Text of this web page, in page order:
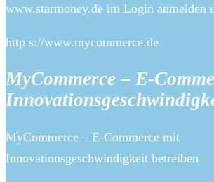
www.starmoney.de im Login
http s://www.mycommerce.de
MyCommerce – E-
MyCommerce – E-Commerce mit
Innovationsgeschwindigkeit betreiben